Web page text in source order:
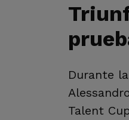
Durante
Talent